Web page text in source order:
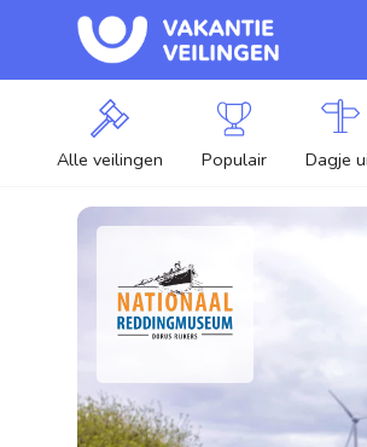
Alle veilingen Populair Dagje